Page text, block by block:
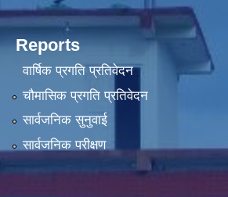
Reports
वार्षिक प्रगति प्रतिवेदन
चौमासिक प्रगति प्रतिवेदन
सार्वजनिक सुनुवाई
सार्वजनिक परीक्षण